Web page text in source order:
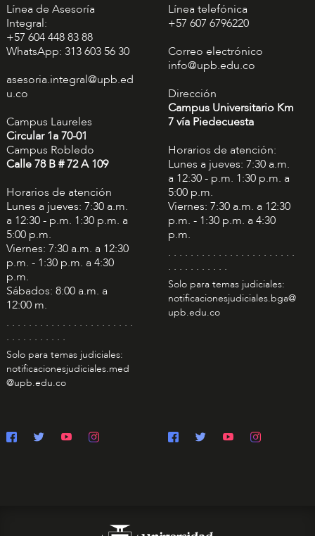
Línea de Asesoría
Integral:
+57 604 448 83 88
WhatsApp: 313 603 56 30
asesoria.integral@upb.ed
u.co
Campus Laureles
Circular 1a 70-01
Campus Robledo
Calle 78 B # 72 A 109
Horarios de atención
Lunes a jueves: 7:30 a.m.
a 12:30 - p.m. 1:30 p.m. a
5:00 p.m.
Viernes: 7:30 a.m. a 12:30
p.m. - 1:30 p.m. a 4:30
p.m.
Sábados: 8:00 a.m. a
12:00 m.
. . . . . . . . . . . . . . . . . . . . . . .
. . . . . . . . . . .
Solo para temas judiciales:
notificacionesjudiciales.med
@upb.edu.co
Línea telefónica
+57 607 6796220
Correo electrónico
info@upb.edu.co
Dirección
Campus Universitario Km
7 vía Piedecuesta
Horarios de atención:
Lunes a jueves: 7:30 a.m.
a 12:30 - p.m. 1:30 p.m. a
5:00 p.m.
Viernes: 7:30 a.m. a 12:30
p.m. - 1:30 p.m. a 4:30
p.m.
. . . . . . . . . . . . . . . . . . . . . . .
. . . . . . . . . . .
Solo para temas judiciales:
notificacionesjudiciales.bga@
upb.edu.co